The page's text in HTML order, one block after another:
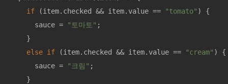
if (item.checked && item.value == "tomato" ) {
      sauce =
"토마토" ;
    }
else if (item.checked && item.value == "cream" ) {
      sauce =
"크림" ;
    }